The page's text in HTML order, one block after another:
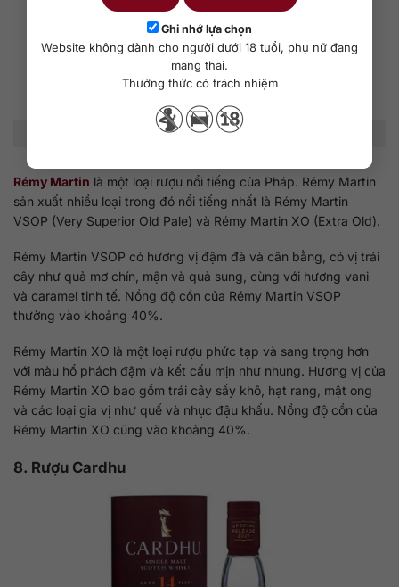
Ghi nhớ lựa chọn
Website không dành cho người dưới 18 tuổi, phụ nữ đang
mang thai.
Thưởng thức có trách nhiệm
Remy Martin V.S.O.P.
Rémy Martin là một loại rượu nổi tiếng của Pháp. Rémy Martin
sản xuất nhiều loại trong đó nổi tiếng nhất là Rémy Martin
VSOP (Very Superior Old Pale) và Rémy Martin XO (Extra Old).
Rémy Martin VSOP có hương vị đậm đà và cân bằng, có vị trái
cây như quả mơ chín, mận và quả sung, cùng với hương vani
và caramel tinh tế. Nồng độ cồn của Rémy Martin VSOP
thường vào khoảng 40%.
Rémy Martin XO là một loại rượu phức tạp và sang trọng hơn
với màu hổ phách đậm và kết cấu mịn như nhung. Hương vị của
Rémy Martin XO bao gồm trái cây sấy khô, hạt rang, mật ong
và các loại gia vị như quế và nhục đậu khấu. Nồng độ cồn của
Rémy Martin XO cũng vào khoảng 40%.
8. Rượu Cardhu